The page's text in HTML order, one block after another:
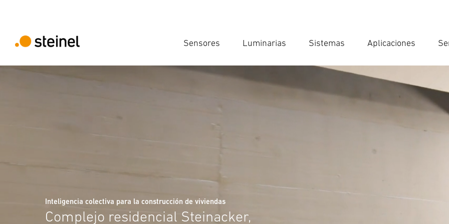
Sensores Luminarias Sistemas Aplicaciones
Inteligencia colectiva para la construcción de viviendas
Complejo residencial Steinacker,